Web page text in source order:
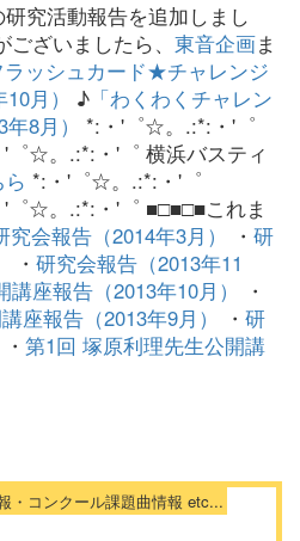
究活動報告を追加しまし
ざいましたら、 東音企画ま
ラッシュカード★チャレンジ
月）
♪ 「わくわくチャレン
8月）
*:・'゜☆。.:*:・'゜
☆。.:*:・'゜ 横浜バスティ
ら *:・'゜☆。.:*:・'゜
☆。.:*:・'゜ ■□■□■これま
究会報告（2014年3月） ・ 研
・ 研究会報告（2013年11
座報告（2013年10月）
・
座報告（2013年9月）
・ 研
・ 第1回 塚原利理先生公開講
・コンクール課題曲情報 etc...